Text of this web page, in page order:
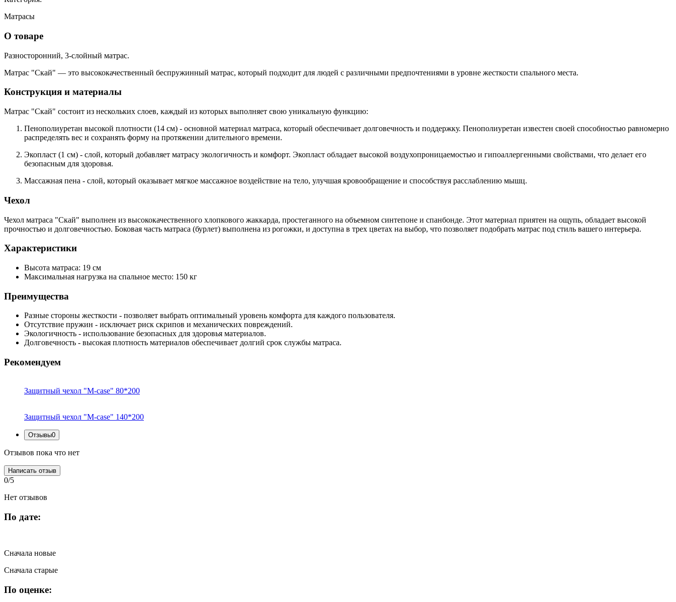
Матрасы
О товаре
Разносторонний, 3-слойный матрас.
Матрас "Скай" — это высококачественный беспружинный матрас, который подходит для людей с различными предпочтениями в уровне жесткости спального места.
Конструкция и материалы
Матрас "Скай" состоит из нескольких слоев, каждый из которых выполняет свою уникальную функцию:
Пенополиуретан высокой плотности (14 см) - основной материал матраса, который обеспечивает долговечность и поддержку. Пенополиуретан известен своей способностью равномерно
распределять вес и сохранять форму на протяжении длительного времени.
Экопласт (1 см) - слой, который добавляет матрасу экологичность и комфорт. Экопласт обладает высокой воздухопроницаемостью и гипоаллергенными свойствами, что делает его
безопасным для здоровья.
Массажная пена - слой, который оказывает мягкое массажное воздействие на тело, улучшая кровообращение и способствуя расслаблению мышц.
Чехол
Чехол матраса "Скай" выполнен из высококачественного хлопкового жаккарда, простеганного на объемном синтепоне и спанбонде. Этот материал приятен на ощупь, обладает высокой
прочностью и долговечностью. Боковая часть матраса (бурлет) выполнена из рогожки, и доступна в трех цветах на выбор, что позволяет подобрать матрас под стиль вашего интерьера.
Характеристики
Высота матраса: 19 см
Максимальная нагрузка на спальное место: 150 кг
Преимущества
Разные стороны жесткости - позволяет выбрать оптимальный уровень комфорта для каждого пользователя.
Отсутствие пружин - исключает риск скрипов и механических повреждений.
Экологичность - использование безопасных для здоровья материалов.
Долговечность - высокая плотность материалов обеспечивает долгий срок службы матраса.
Рекомендуем
Защитный чехол "M-case" 80*200
Защитный чехол "M-case" 140*200
Отзывы0
Отзывов пока что нет
Написать отзыв
0/5
Нет отзывов
По дате:
Сначала новые
Сначала старые
По оценке: